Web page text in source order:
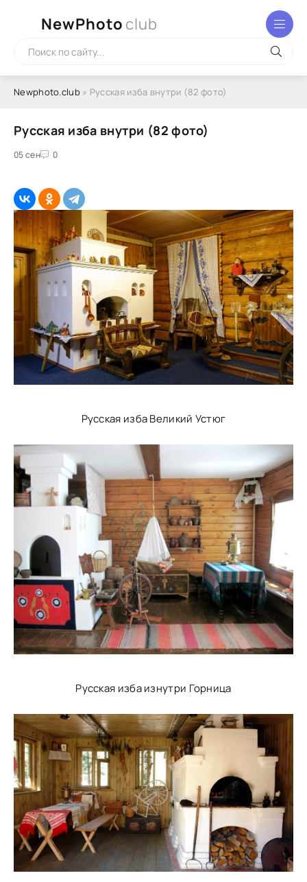
NewPhoto club
Newphoto.club» Русская изба внутри (82 фото)
Русская изба внутри (82 фото)
05 сен 0
Русская изба Великий Устюг
Русская изба изнутри Горница